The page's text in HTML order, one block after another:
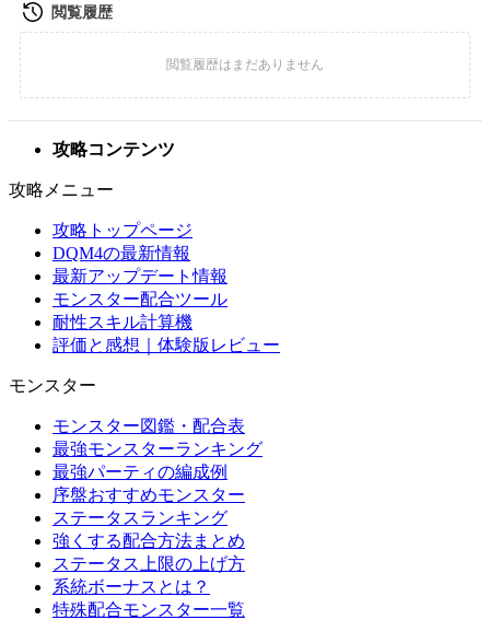
攻略コンテンツ
攻略メニュー
攻略トップページ
DQM4の最新情報
最新アップデート情報
モンスター配合ツール
耐性スキル計算機
評価と感想｜体験版レビュー
モンスター
モンスター図鑑・配合表
最強モンスターランキング
最強パーティの編成例
序盤おすすめモンスター
ステータスランキング
強くする配合方法まとめ
ステータス上限の上げ方
系統ボーナスとは？
特殊配合モンスター一覧